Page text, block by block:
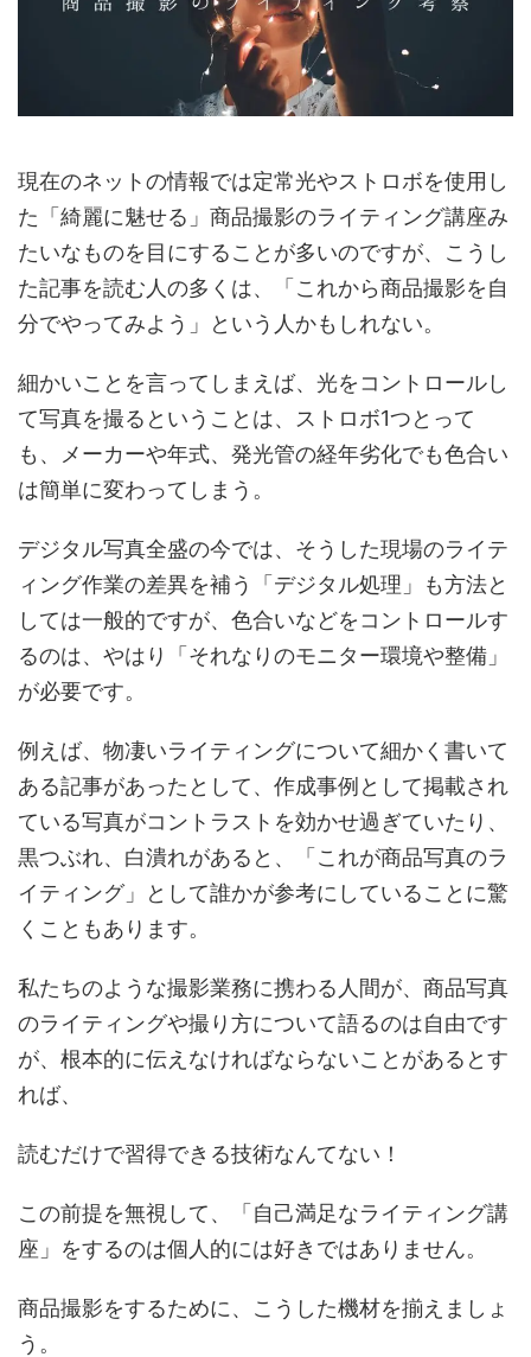
現在のネットの情報では定常光やストロボを使用し
た「綺麗に魅せる」商品撮影のライティング講座み
たいなものを目にすることが多いのですが、こうし
た記事を読む人の多くは、「これから商品撮影を自
分でやってみよう」という人かもしれない。
細かいことを言ってしまえば、光をコントロールし
て写真を撮るということは、ストロボ1つとって
も、メーカーや年式、発光管の経年劣化でも色合い
は簡単に変わってしまう。
デジタル写真全盛の今では、そうした現場のライテ
ィング作業の差異を補う「デジタル処理」も方法と
しては一般的ですが、色合いなどをコントロールす
るのは、やはり「それなりのモニター環境や整備」
が必要です。
例えば、物凄いライティングについて細かく書いて
ある記事があったとして、作成事例として掲載され
ている写真がコントラストを効かせ過ぎていたり、
黒つぶれ、白潰れがあると、「これが商品写真のラ
イティング」として誰かが参考にしていることに驚
くこともあります。
私たちのような撮影業務に携わる人間が、商品写真
のライティングや撮り方について語るのは自由です
が、根本的に伝えなければならないことがあるとす
れば、
読むだけで習得できる技術なんてない！
この前提を無視して、「自己満足なライティング講
座」をするのは個人的には好きではありません。
商品撮影をするために、こうした機材を揃えましょ
う。